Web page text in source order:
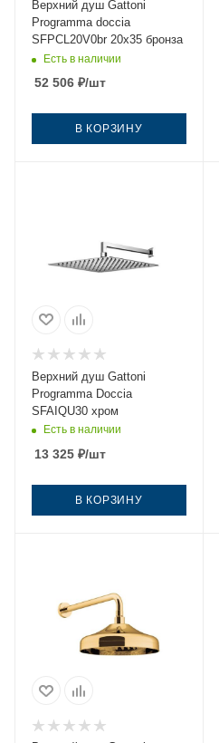
Верхний душ Gattoni
Programma doccia
SFPCL20V0br 20х35 бронза
Есть в наличии
52 506 ₽/шт
В КОРЗИНУ
Верхний душ Gattoni
Programma Doccia
SFAIQU30 хром
Есть в наличии
13 325 ₽/шт
В КОРЗИНУ